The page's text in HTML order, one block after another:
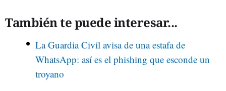
También te puede interesar...
La Guardia Civil avisa de una estafa de
WhatsApp: así es el phishing que esconde un
troyano